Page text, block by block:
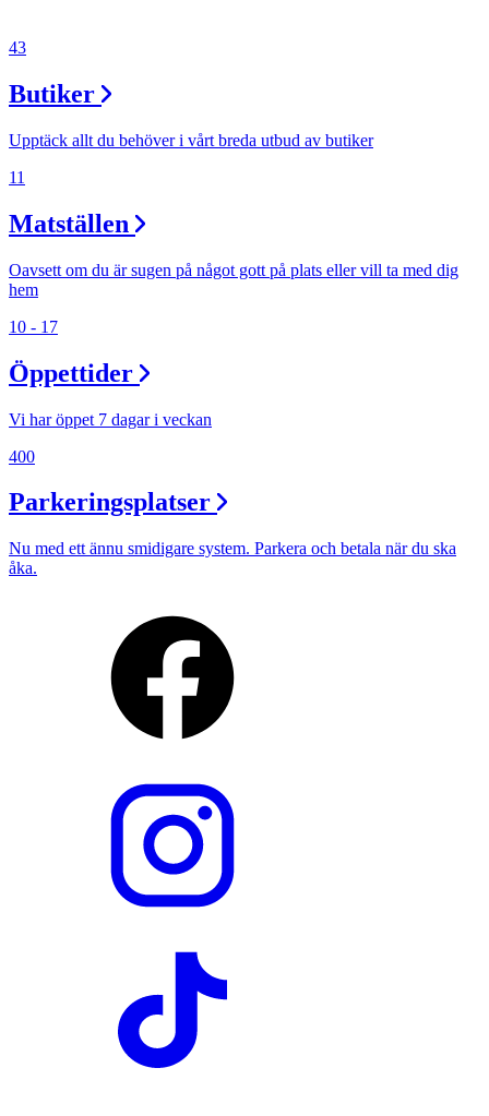
43
Butiker
Upptäck allt du behöver i vårt breda utbud av butiker
11
Matställen
Oavsett om du är sugen på något gott på plats eller vill ta med dig
hem
10 - 17
Öppettider
Vi har öppet 7 dagar i veckan
400
Parkeringsplatser
Nu med ett ännu smidigare system. Parkera och betala när du ska
åka.